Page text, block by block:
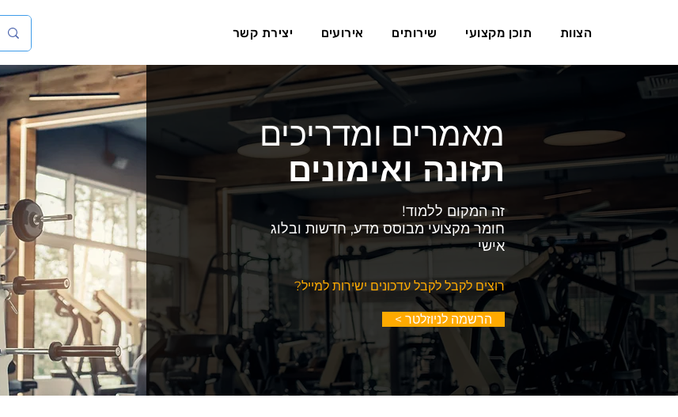
הצוות תוכן מקצועי שירותים אירועים יצירת קשר
מאמרים ומדריכים
תזונה ואימונים
זה המקום ללמוד!
חומר מקצועי מבוסס מדע, חדשות ובלוג
אישי
< הרשמה לניוזלטר
רוצים לקבל לקבל עדכונים ישירות למייל?